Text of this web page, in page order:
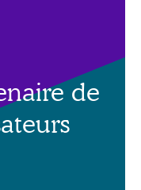
de